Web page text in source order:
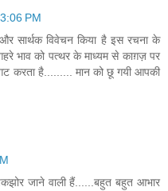
PM
सार्थक विवेचन किया है इस रचना के
भाव को पत्थर के माध्यम से काग़ज़ पर
करता है......... मान को छू गयी आपकी
जाने वाली हैं......बहुत बहुत आभार